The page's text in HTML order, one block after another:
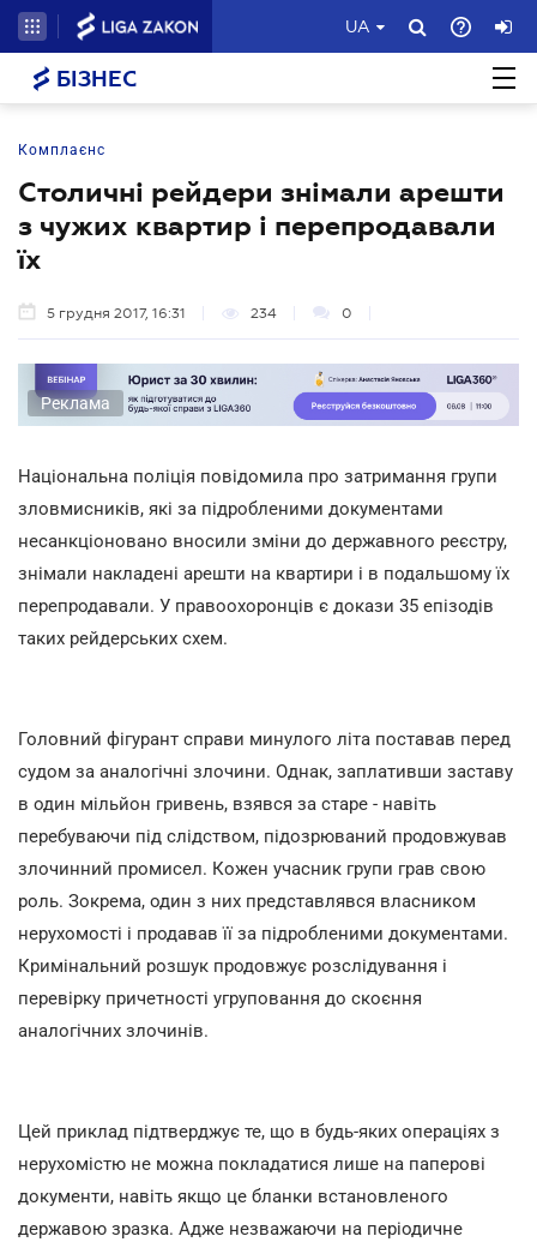
UA
БІЗНЕС
Комплаєнс
Столичні рейдери знімали арешти
з чужих квартир і перепродавали
їх
5 грудня 2017, 16:31 234 0
Реклама
Національна поліція повідомила про затримання групи
зловмисників, які за підробленими документами
несанкціоновано вносили зміни до державного реєстру,
знімали накладені арешти на квартири і в подальшому їх
перепродавали. У правоохоронців є докази 35 епізодів
таких рейдерських схем.
Головний фігурант справи минулого літа поставав перед
судом за аналогічні злочини. Однак, заплативши заставу
в один мільйон гривень, взявся за старе - навіть
перебуваючи під слідством, підозрюваний продовжував
злочинний промисел. Кожен учасник групи грав свою
роль. Зокрема, один з них представлявся власником
нерухомості і продавав її за підробленими документами.
Кримінальний розшук продовжує розслідування і
перевірку причетності угруповання до скоєння
аналогічних злочинів.
Цей приклад підтверджує те, що в будь-яких операціях з
нерухомістю не можна покладатися лише на паперові
документи, навіть якщо це бланки встановленого
державою зразка. Адже незважаючи на періодичне